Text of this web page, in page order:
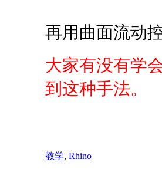
再用曲面流动
大家有没有学
到这种手法。
教学, Rhino